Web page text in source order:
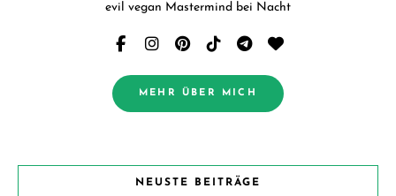
evil vegan Mastermind bei Nacht
MEHR ÜBER MICH
NEUSTE BEITRÄGE